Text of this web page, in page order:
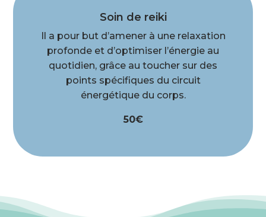
Soin de reiki
Il a pour but d’amener à une relaxation
profonde et d’optimiser l’énergie au
quotidien, grâce au toucher sur des
points spécifiques du circuit
énergétique du corps.
50€